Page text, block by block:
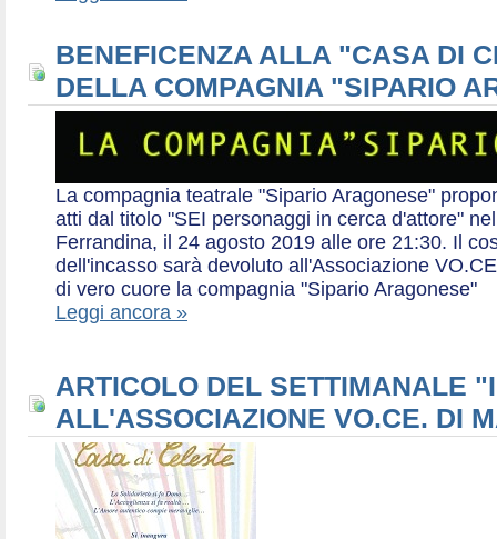
BENEFICENZA ALLA "CASA DI
DELLA COMPAGNIA "SIPARIO
La compagnia teatrale "Sipario Aragonese"
atti dal titolo "SEI personaggi in cerca d'attore"
Ferrandina, il 24 agosto 2019 alle ore 21:30. Il
dell'incasso sarà devoluto all'Associazione
di vero cuore la compagnia "Sipario Aragonese"
Leggi ancora »
ARTICOLO DEL SETTIMANALE
ALL'ASSOCIAZIONE VO.CE. DI